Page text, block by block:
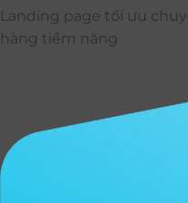
Landing page tối ưu
hàng tiềm năng